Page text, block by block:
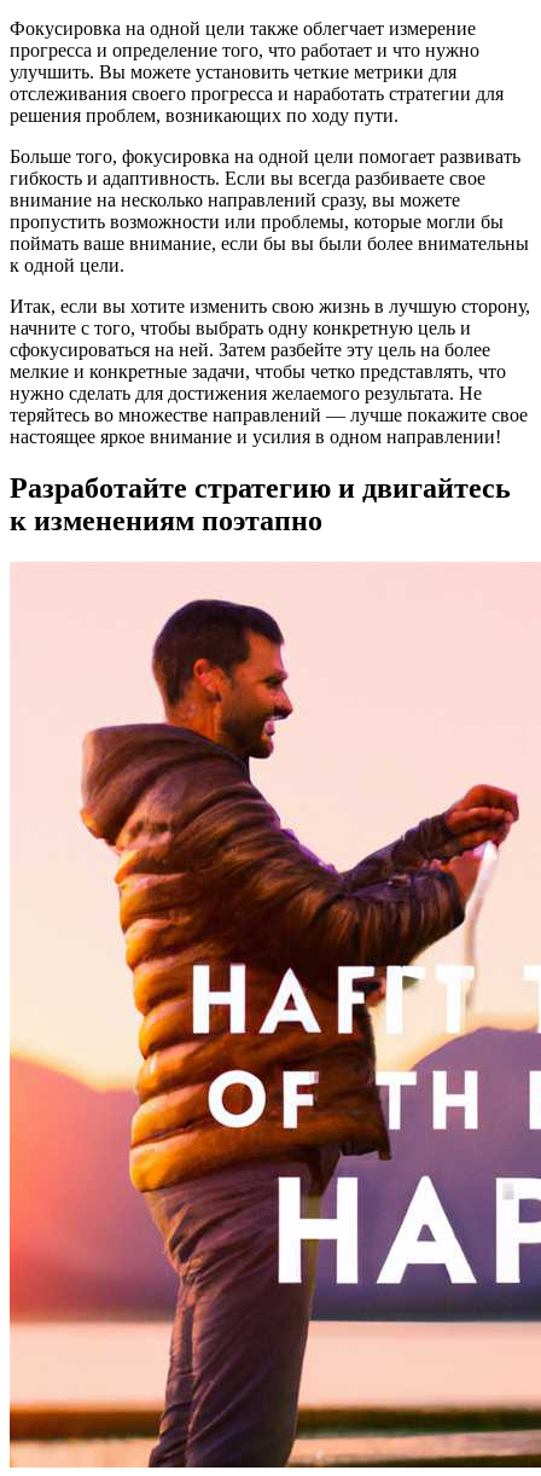
Фокусировка на одной цели также облегчает измерение
прогресса и определение того, что работает и что нужно
улучшить. Вы можете установить четкие метрики для
отслеживания своего прогресса и наработать стратегии для
решения проблем, возникающих по ходу пути.
Больше того, фокусировка на одной цели помогает развивать
гибкость и адаптивность. Если вы всегда разбиваете свое
внимание на несколько направлений сразу, вы можете
пропустить возможности или проблемы, которые могли бы
поймать ваше внимание, если бы вы были более внимательны
к одной цели.
Итак, если вы хотите изменить свою жизнь в лучшую сторону,
начните с того, чтобы выбрать одну конкретную цель и
сфокусироваться на ней. Затем разбейте эту цель на более
мелкие и конкретные задачи, чтобы четко представлять, что
нужно сделать для достижения желаемого результата. Не
теряйтесь во множестве направлений — лучше покажите свое
настоящее яркое внимание и усилия в одном направлении!
Разработайте стратегию и двигайтесь
к изменениям поэтапно